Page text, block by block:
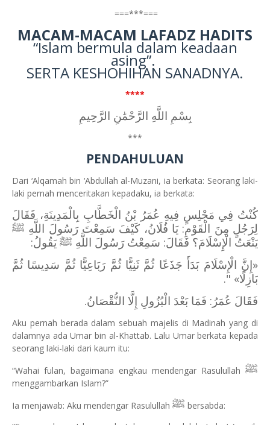
===***===
MACAM-MACAM LAFADZ HADITS
“Islam bermula dalam keadaan
asing”.
SERTA KESHOHIHAN SANADNYA.
****
بِسْمِ اللَّهِ الرَّحْمَٰنِ الرَّحِيمِ
***
PENDAHULUAN
Dari ‘Alqamah bin ‘Abdullah al-Muzani, ia berkata: Seorang laki-
laki pernah menceritakan kepadaku, ia berkata:
كُنْتُ فِي مَجْلِسٍ فِيهِ عُمَرُ بْنُ الْخَطَّابِ بِالْمَدِينَةِ، فَقَالَ
لِرَجُلٍ مِنَ الْقَوْمِ: يَا فُلَانُ، كَيْفَ سَمِعْتَ رَسُولَ اللَّهِ ﷺ
يَنْعَتُ الْإِسْلَامَ؟ فَقَالَ: سَمِعْتُ رَسُولَ اللَّهِ ﷺ يَقُولُ:
«إِنَّ الْإِسْلَامَ بَدَأَ جَذَعًا ثُمَّ ثَنِيًّا ثُمَّ رَبَاعِيًّا ثُمَّ سَدِيسًا ثُمَّ
بَازِلًا» ".
فَقَالَ عُمَرُ: فَمَا بَعْدَ الْبُزُولِ إِلَّا النُّقْصَانُ.
Aku pernah berada dalam sebuah majelis di Madinah yang di
dalamnya ada Umar bin al-Khattab. Lalu Umar berkata kepada
seorang laki-laki dari kaum itu:
“Wahai fulan, bagaimana engkau mendengar Rasulullah ﷺ
menggambarkan Islam?”
Ia menjawab: Aku mendengar Rasulullah ﷺ bersabda: